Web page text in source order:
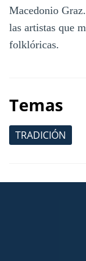
Macedonio
las artistas que
folklóricas.
Temas
TRADICIÓN